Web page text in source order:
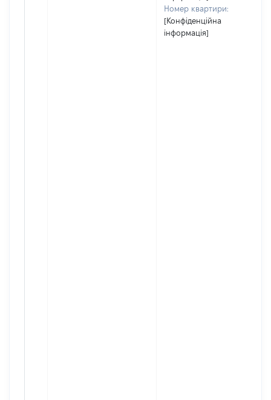
Номер квартири:
[Конфіденційна
інформація]